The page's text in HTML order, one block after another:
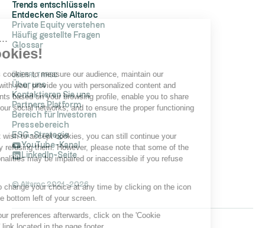
Hi, it's us...
the Cookies!
Altaroc uses cookies to measure our audience, maintain our
relationship with you, provide you with personalized content and
advertisements based on your browsing profile, enable you to share
content on your social networks, and to ensure the proper functioning
of its site.
If you do not wish to accept cookies, you can still continue your
navigation by refusing them. However, please note that some of the
site's functionalities may be impaired or inaccessible if you refuse
You can also change your choice at any time by clicking on the icon
located at the bottom left of your screen.
To modify your preferences afterwards, click on the 'Cookie
Preferences' link located in the page footer.
Trends entschlüsseln
Entdecken Sie Altaroc
Private Equity verstehen
Häufig gestellte Fragen
Glossar
ÜberAltaroc
Über uns
Kontaktieren Sie uns
Partners Platform
Bereich für Investoren
Pressebereich
ESG-Strategie
YouTube-Kanal
LinkedIn-Seite
© Altaroc 2021 -2026